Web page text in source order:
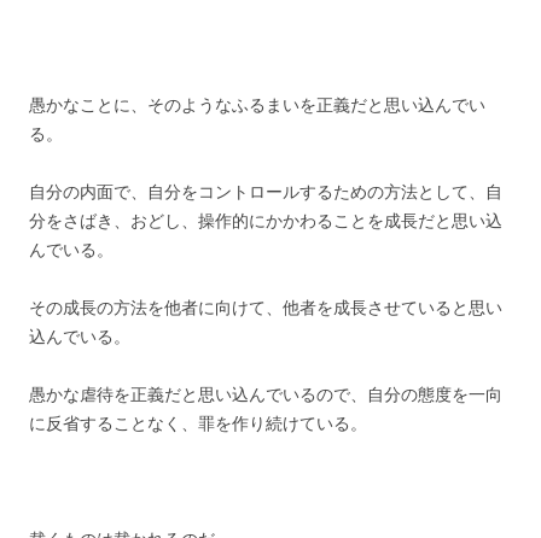
愚かなことに、そのようなふるまいを正義だと思い込んでい
る。
自分の内面で、自分をコントロールするための方法として、
自
分をさばき、おどし、操作的にかかわることを成長だと思い込
んでいる。
その成長の方法を他者に向けて、他者を成長させていると思い
込んでいる。
愚かな虐待を正義だと思い込んでいるので、
自分の態度を一向
に反省することなく、罪を作り続けている。